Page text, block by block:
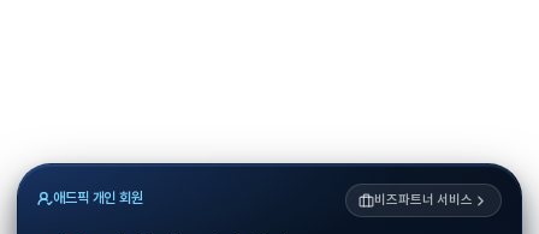
애드픽 개인 회원 비즈파트너 서비스